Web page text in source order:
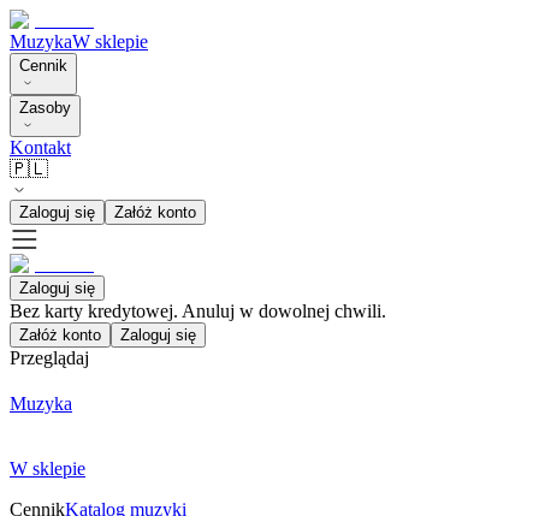
MuzykaW sklepie
Cennik
Zasoby
Kontakt
🇵🇱
Zaloguj się Załóż konto
Zaloguj się
Bez karty kredytowej. Anuluj w dowolnej chwili.
Załóż konto Zaloguj się
Przeglądaj
Muzyka
W sklepie
CennikKatalog muzyki